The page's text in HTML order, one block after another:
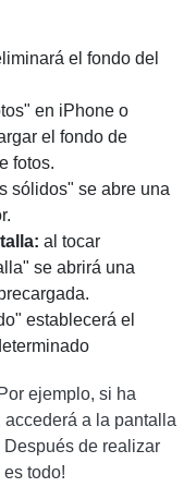
el fondo del
en iPhone o
el fondo de
fotos.
sólidos" se abre una
al tocar
se abrirá una
establecerá el
ejemplo, si ha
a la pantalla
de realizar
es todo!